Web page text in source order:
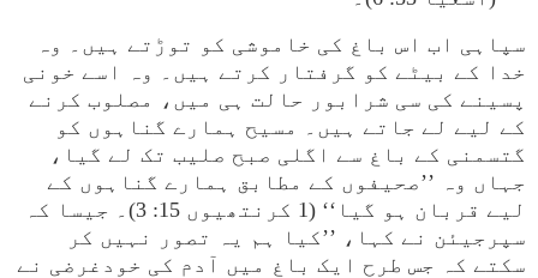
سپاہی اب اس باغ کی خاموشی کو توڑتے ہیں۔ وہ
خدا کے بیٹے کو گرفتار کرتے ہیں۔ وہ اسے خونی
پسینے کی سی شرابور حالت ہی میں، مصلوب کرنے
کے لیے لے جاتے ہیں۔ مسیح ہمارے گناہوں کو
گتسمنی کے باغ سے اگلی صبح صلیب تک لے گیا،
جہاں وہ ’’صحیفوں کے مطابق ہمارے گناہوں کے
لیے قربان ہو گیا‘‘ (1 کرنتھیوں 15: 3)۔ جیسا کہ
سپرجیئن نے کہا، ’’کیا ہم یہ تصور نہیں کر
سکتے کہ جس طرح ایک باغ میں آدم کی خودغرضی نے